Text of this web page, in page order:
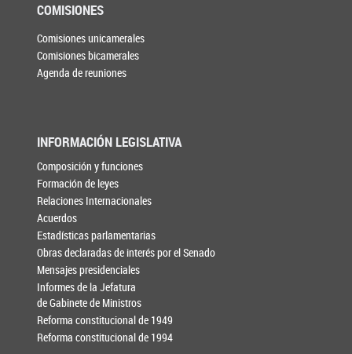
COMISIONES
Comisiones unicamerales
Comisiones bicamerales
Agenda de reuniones
INFORMACIÓN LEGISLATIVA
Composición y funciones
Formación de leyes
Relaciones Internacionales
Acuerdos
Estadísticas parlamentarias
Obras declaradas de interés por el Senado
Mensajes presidenciales
Informes de la Jefatura
de Gabinete de Ministros
Reforma constitucional de 1949
Reforma constitucional de 1994